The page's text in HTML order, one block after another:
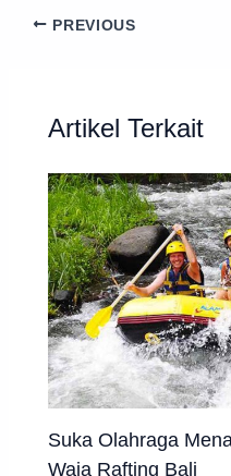
PREVIOUS
Artikel Terkait
Suka Olahraga
Waja Rafting Bali